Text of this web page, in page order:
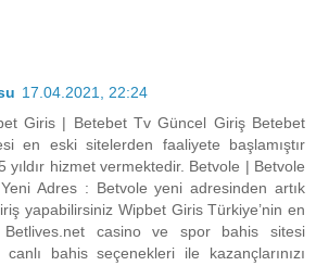
17.04.2021, 22:24
Giris | Betebet Tv Güncel Giriş Betebet
en eski sitelerden faaliyete başlamıştır
yıldır hizmet vermektedir. Betvole | Betvole
Adres : Betvole yeni adresinden artık
yapabilirsiniz Wipbet Giris Türkiye’nin en
Betlives.net casino ve spor bahis sitesi
bahis seçenekleri ile kazançlarınızı